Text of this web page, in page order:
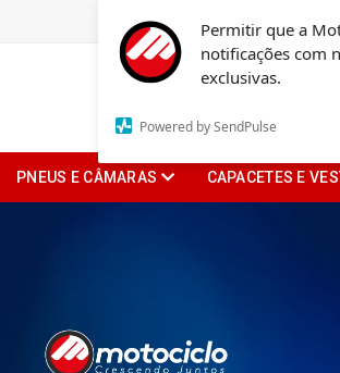
Permitir que a
notificações com
exclusivas.
Powered by SendPulse
PNEUS E CÂMARAS CAPACETES E